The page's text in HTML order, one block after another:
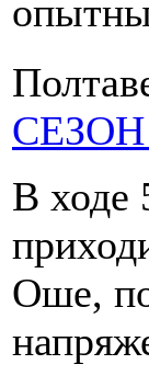
В ходе
Оше,